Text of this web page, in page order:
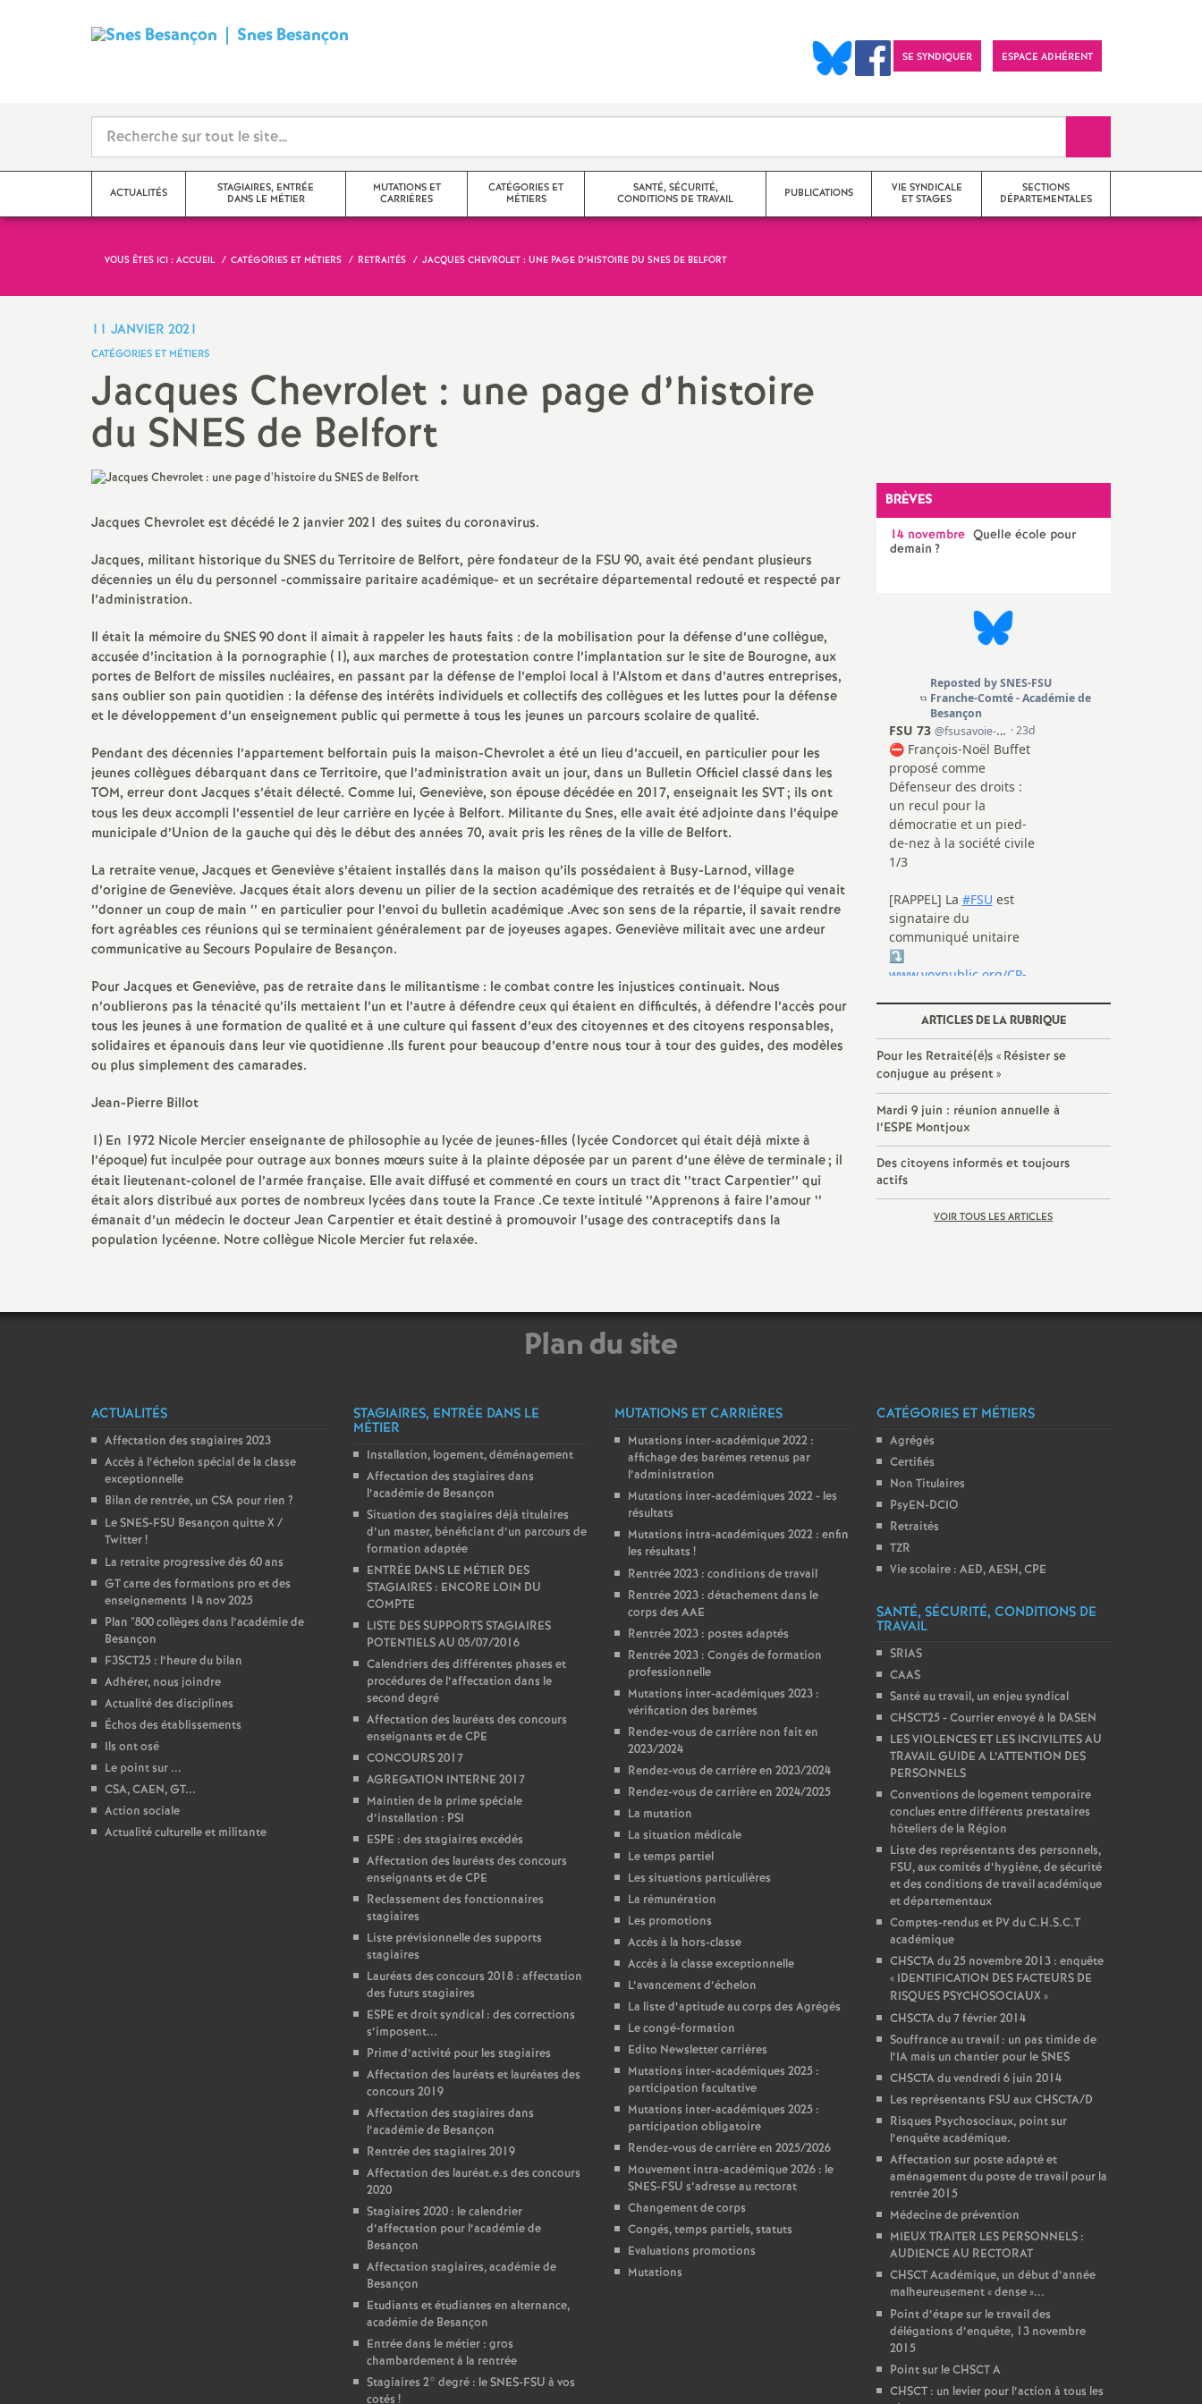
Snes Besançon
d
i
c
N
a
t
i
o
n
a
l
d
e
s
E
n
s
e
g
n
e
e
t
s
d
e
o
n
d
d
g
r
é
O
r
a
n
s
SE SYNDIQUER ESPACE ADHÉRENT
ACTUALITÉS
Actualité des disciplines
Ils ont osé
Actualité culturelle et
militante
STAGIAIRES, ENTRÉE
DANS LE MÉTIER
MUTATIONS ET
CARRIÈRES
Evaluations promotions
Mutations
CATÉGORIES ET
MÉTIERS
SANTÉ, SÉCURITÉ,
CONDITIONS DE TRAVAIL
PUBLICATIONS
VIE SYNDICALE
ET STAGES
Elections professionnelles
SECTIONS
DÉPARTEMENTALES
VOUS ÊTES ICI : ACCUEIL CATÉGORIES ET MÉTIERS RETRAITÉS JACQUES CHEVROLET : UNE PAGE D’HISTOIRE DU SNES DE BELFORT
11 JANVIER 2021
CATÉGORIES ET MÉTIERS
Jacques Chevrolet : une page d’histoire
du SNES de Belfort
Jacques Chevrolet est décédé le 2 janvier 2021 des suites du coronavirus.
Jacques, militant historique du SNES du Territoire de Belfort, père fondateur de la FSU 90, avait été pendant plusieurs
décennies un élu du personnel -commissaire paritaire académique- et un secrétaire départemental redouté et respecté par
l’administration.
Il était la mémoire du SNES 90 dont il aimait à rappeler les hauts faits : de la mobilisation pour la défense d’une collègue,
accusée d’incitation à la pornographie (1), aux marches de protestation contre l’implantation sur le site de Bourogne, aux
portes de Belfort de missiles nucléaires, en passant par la défense de l’emploi local à l’Alstom et dans d’autres entreprises,
sans oublier son pain quotidien : la défense des intérêts individuels et collectifs des collègues et les luttes pour la défense
et le développement d’un enseignement public qui permette à tous les jeunes un parcours scolaire de qualité.
Pendant des décennies l’appartement belfortain puis la maison-Chevrolet a été un lieu d’accueil, en particulier pour les
jeunes collègues débarquant dans ce Territoire, que l’administration avait un jour, dans un Bulletin Officiel classé dans les
TOM, erreur dont Jacques s’était délecté. Comme lui, Geneviève, son épouse décédée en 2017, enseignait les SVT; ils ont
tous les deux accompli l’essentiel de leur carrière en lycée à Belfort. Militante du Snes, elle avait été adjointe dans l’équipe
municipale d’Union de la gauche qui dès le début des années 70, avait pris les rênes de la ville de Belfort.
La retraite venue, Jacques et Geneviève s’étaient installés dans la maison qu’ils possédaient à Busy-Larnod, village
d’origine de Geneviève. Jacques était alors devenu un pilier de la section académique des retraités et de l’équipe qui venait
’’donner un coup de main ’’ en particulier pour l’envoi du bulletin académique .Avec son sens de la répartie, il savait rendre
fort agréables ces réunions qui se terminaient généralement par de joyeuses agapes. Geneviève militait avec une ardeur
communicative au Secours Populaire de Besançon.
Pour Jacques et Geneviève, pas de retraite dans le militantisme : le combat contre les injustices continuait. Nous
n’oublierons pas la ténacité qu’ils mettaient l’un et l’autre à défendre ceux qui étaient en difficultés, à défendre l’accès pour
tous les jeunes à une formation de qualité et à une culture qui fassent d’eux des citoyennes et des citoyens responsables,
solidaires et épanouis dans leur vie quotidienne .Ils furent pour beaucoup d’entre nous tour à tour des guides, des modèles
ou plus simplement des camarades.
Jean-Pierre Billot
1) En 1972 Nicole Mercier enseignante de philosophie au lycée de jeunes-filles (lycée Condorcet qui était déjà mixte à
l’époque) fut inculpée pour outrage aux bonnes mœurs suite à la plainte déposée par un parent d’une élève de terminale; il
était lieutenant-colonel de l’armée française. Elle avait diffusé et commenté en cours un tract dit ‘’tract Carpentier’’ qui
était alors distribué aux portes de nombreux lycées dans toute la France .Ce texte intitulé ‘’Apprenons à faire l’amour ‘’
émanait d’un médecin le docteur Jean Carpentier et était destiné à promouvoir l’usage des contraceptifs dans la
population lycéenne. Notre collègue Nicole Mercier fut relaxée.
BRÈVES
14 novembre Quelle école pour
demain ?
ARTICLES DE LA RUBRIQUE
Pour les Retraité(é)s « Résister se
conjugue au présent»
Mardi 9 juin : réunion annuelle à
l’ESPE Montjoux
Des citoyens informés et toujours
actifs
VOIR TOUS LES ARTICLES
Plan du site
ACTUALITÉS
Affectation des stagiaires 2023
Accès à l’échelon spécial de la classe
exceptionnelle
Bilan de rentrée, un CSA pour rien ?
Le SNES-FSU Besançon quitte X /
Twitter!
La retraite progressive dès 60 ans
GT carte des formations pro et des
enseignements 14 nov 2025
Plan "800 collèges dans l’académie de
Besançon
F3SCT25 : l’heure du bilan
Adhérer, nous joindre
Actualité des disciplines
Échos des établissements
Ils ont osé
Le point sur ...
CSA, CAEN, GT...
Action sociale
Actualité culturelle et militante
STAGIAIRES, ENTRÉE DANS LE
MÉTIER
Installation, logement, déménagement
Affectation des stagiaires dans
l’académie de Besançon
Situation des stagiaires déjà titulaires
d’un master, bénéficiant d’un parcours de
formation adaptée
ENTRÉE DANS LE MÉTIER DES
STAGIAIRES : ENCORE LOIN DU
COMPTE
LISTE DES SUPPORTS STAGIAIRES
POTENTIELS AU 05/07/2016
Calendriers des différentes phases et
procédures de l’affectation dans le
second degré
Affectation des lauréats des concours
enseignants et de CPE
CONCOURS 2017
AGREGATION INTERNE 2017
Maintien de la prime spéciale
d’installation : PSI
ESPE : des stagiaires excédés
Affectation des lauréats des concours
enseignants et de CPE
Reclassement des fonctionnaires
stagiaires
Liste prévisionnelle des supports
stagiaires
Lauréats des concours 2018 : affectation
des futurs stagiaires
ESPE et droit syndical : des corrections
s’imposent...
Prime d’activité pour les stagiaires
Affectation des lauréats et lauréates des
concours 2019
Affectation des stagiaires dans
l’académie de Besançon
Rentrée des stagiaires 2019
Affectation des lauréat.e.s des concours
2020
Stagiaires 2020 : le calendrier
d’affectation pour l’académie de
Besançon
Affectation stagiaires, académie de
Besançon
Etudiants et étudiantes en alternance,
académie de Besançon
Entrée dans le métier : gros
chambardement à la rentrée
Stagiaires 2° degré : le SNES-FSU à vos
cotés !
MUTATIONS ET CARRIÈRES
Mutations inter-académique 2022 :
affichage des barèmes retenus par
l’administration
Mutations inter-académiques 2022 - les
résultats
Mutations intra-académiques 2022 : enfin
les résultats !
Rentrée 2023 : conditions de travail
Rentrée 2023 : détachement dans le
corps des AAE
Rentrée 2023 : postes adaptés
Rentrée 2023 : Congés de formation
professionnelle
Mutations inter-académiques 2023 :
vérification des barèmes
Rendez-vous de carrière non fait en
2023/2024
Rendez-vous de carrière en 2023/2024
Rendez-vous de carrière en 2024/2025
La mutation
La situation médicale
Le temps partiel
Les situations particulières
La rémunération
Les promotions
Accès à la hors-classe
Accès à la classe exceptionnelle
L’avancement d’échelon
La liste d’aptitude au corps des Agrégés
Le congé-formation
Edito Newsletter carrières
Mutations inter-académiques 2025 :
participation facultative
Mutations inter-académiques 2025 :
participation obligatoire
Rendez-vous de carrière en 2025/2026
Mouvement intra-académique 2026 : le
SNES-FSU s’adresse au rectorat
Changement de corps
Congés, temps partiels, statuts
Evaluations promotions
Mutations
CATÉGORIES ET MÉTIERS
Agrégés
Certifiés
Non Titulaires
PsyEN-DCIO
Retraités
TZR
Vie scolaire : AED, AESH, CPE
SANTÉ, SÉCURITÉ, CONDITIONS DE
TRAVAIL
SRIAS
CAAS
Santé au travail, un enjeu syndical
CHSCT25 - Courrier envoyé à la DASEN
LES VIOLENCES ET LES INCIVILITES AU
TRAVAIL GUIDE A L’ATTENTION DES
PERSONNELS
Conventions de logement temporaire
conclues entre différents prestataires
hôteliers de la Région
Liste des représentants des personnels,
FSU, aux comités d’hygiène, de sécurité
et des conditions de travail académique
et départementaux
Comptes-rendus et PV du C.H.S.C.T
académique
CHSCTA du 25 novembre 2013 : enquête
« IDENTIFICATION DES FACTEURS DE
RISQUES PSYCHOSOCIAUX »
CHSCTA du 7 février 2014
Souffrance au travail : un pas timide de
l’IA mais un chantier pour le SNES
CHSCTA du vendredi 6 juin 2014
Les représentants FSU aux CHSCTA/D
Risques Psychosociaux, point sur
l’enquête académique.
Affectation sur poste adapté et
aménagement du poste de travail pour la
rentrée 2015
Médecine de prévention
MIEUX TRAITER LES PERSONNELS :
AUDIENCE AU RECTORAT
CHSCT Académique, un début d’année
malheureusement «dense»...
Point d’étape sur le travail des
délégations d’enquête, 13 novembre
2015
Point sur le CHSCT A
CHSCT : un levier pour l’action à tous les